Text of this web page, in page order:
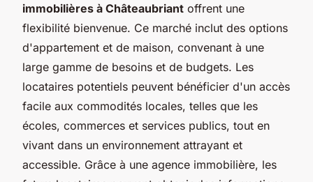
immobilières à Châteaubriant offrent une
flexibilité bienvenue. Ce marché inclut des options
d'appartement et de maison, convenant à une
large gamme de besoins et de budgets. Les
locataires potentiels peuvent bénéficier d'un accès
facile aux commodités locales, telles que les
écoles, commerces et services publics, tout en
vivant dans un environnement attrayant et
accessible. Grâce à une agence immobilière, les